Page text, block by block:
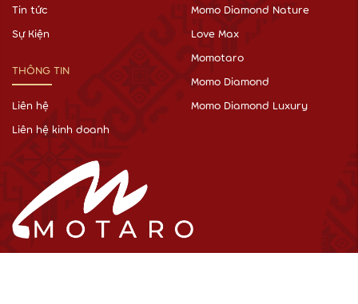
Tin tức
Sự Kiện
THÔNG TIN
Liên hệ
Liên hệ kinh doanh
Momo Diamond Nature
Love Max
Momotaro
Momo Diamond
Momo Diamond Luxury